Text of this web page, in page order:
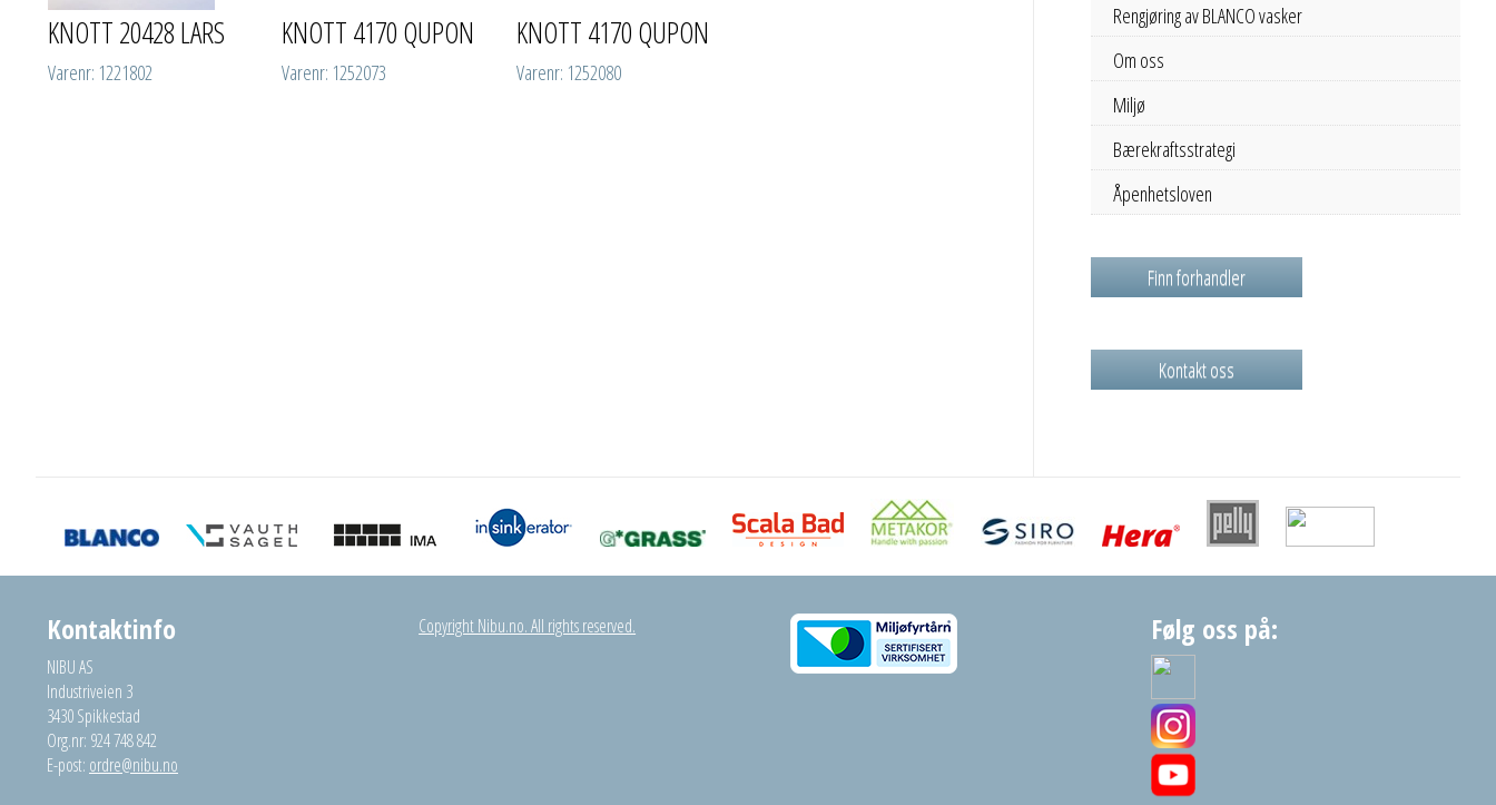
KNOTT 20428 LARS
Varenr: 1221802
KNOTT 4170 QUPON
Varenr: 1252073
KNOTT 4170 QUPON
Varenr: 1252080
Rengjøring av BLANCO vasker
Om oss
Miljø
Bærekraftsstrategi
Åpenhetsloven
Finn forhandler
Kontakt oss
Kontaktinfo
NIBU AS
Industriveien 3
3430 Spikkestad
Org.nr: 924 748 842
E-post: ordre@nibu.no
Copyright Nibu.no. All rights reserved. Følg oss på: